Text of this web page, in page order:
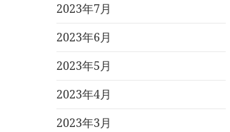
2023年7月
2023年6月
2023年5月
2023年4月
2023年3月